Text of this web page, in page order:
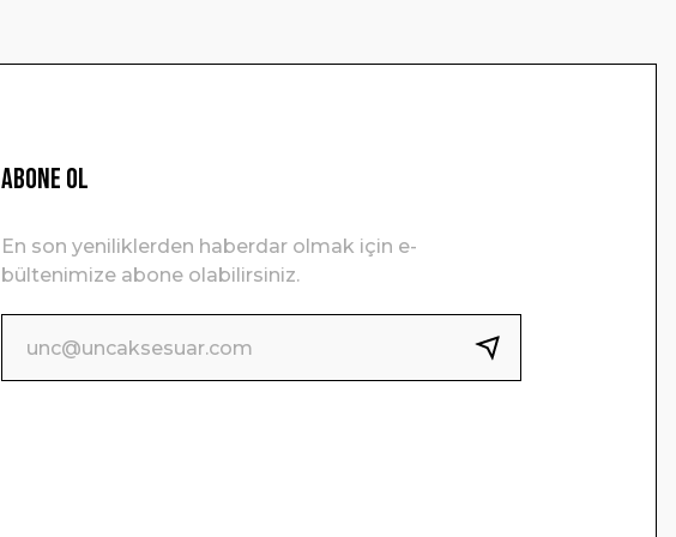
ABONE OL
En son yeniliklerden haberdar olmak için e-
bültenimize abone olabilirsiniz.